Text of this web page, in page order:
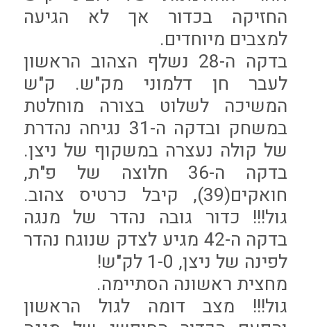
החזיקה בכדור אך לא הגיעה
למצבים מיוחדים.
בדקה ה-28 נשלף הצהוב הראשון
לעבר חן דלמוני מק"ש. ק"ש
המשיכה לשלוט בצורה מוחלטת
במשחק ובדקה ה-31 נגיחה נהדרת
של קולה נעצרה במשקוף של ניצן.
בדקה ה-36 חלוצה של פ"ת,
חואקים(39), קיבל כרטיס צהוב.
גול!!! כדור גובה נהדר של מנגה
בדקה ה-42 מגיע לצדק שנוגח נהדר
לפינה של ניצן, 1-0 לק"ש!
מחצית ראשונה הסתיימה.
גול!!! מצב דומה לגול הראשון